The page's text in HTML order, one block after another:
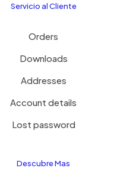
Servicio al Cliente
Orders
Downloads
Addresses
Account details
Lost password
Descubre Mas